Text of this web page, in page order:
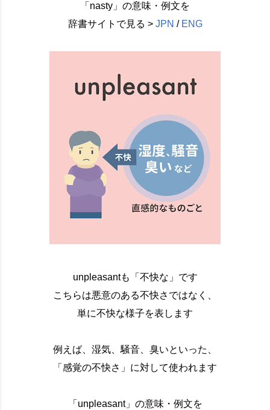
「nasty」の意味・例文を
辞書サイトで見る > JPN / ENG
unpleasantも「不快な」です
こちらは悪意のある不快さではなく、
単に不快な様子を表します
例えば、湿気、騒音、臭いといった、
「感覚の不快さ」に対して使われます
「unpleasant」の意味・例文を